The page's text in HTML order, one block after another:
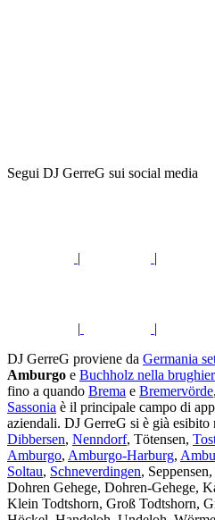
Segui DJ GerreG sui social media
| |
| |
DJ GerreG proviene da Germania
Amburgo e Buchholz nella
fino a quando Brema e Bremervörde,
Sassonia è il principale campo di
aziendali. DJ GerreG si è già esibito
Dibbersen, Nenndorf, Tötensen,
Amburgo, Amburgo-Harburg,
Soltau, Schneverdingen,
Dohren Gehege, Dohren-Gehege,
Klein Todtshorn, Groß Todtshorn,